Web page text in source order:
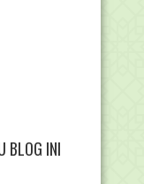
BLOG INI